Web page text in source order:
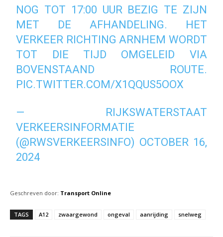
NOG TOT 17:00 UUR BEZIG TE ZIJN
MET DE AFHANDELING. HET
VERKEER RICHTING ARNHEM WORDT
TOT DIE TIJD OMGELEID VIA
BOVENSTAAND ROUTE.
PIC.TWITTER.COM/X1QQUS5OOX
— RIJKSWATERSTAAT
VERKEERSINFORMATIE
(@RWSVERKEERSINFO) OCTOBER 16,
2024
Geschreven door: Transport Online
TAGS A12 zwaargewond ongeval aanrijding snelweg